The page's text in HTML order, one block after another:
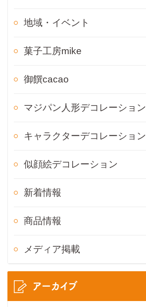
地域・イベント
菓子工房mike
御饌cacao
マジパン人形デコレーション
キャラクターデコレーション
似顔絵デコレーション
新着情報
商品情報
メディア掲載
アーカイブ